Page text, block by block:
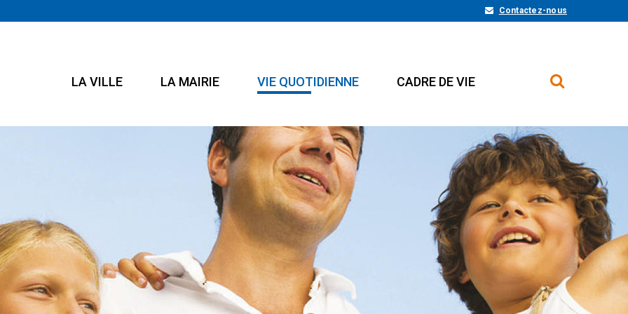
Contactez-nous
LA VILLE LA MAIRIE VIE QUOTIDIENNE CADRE DE VIE